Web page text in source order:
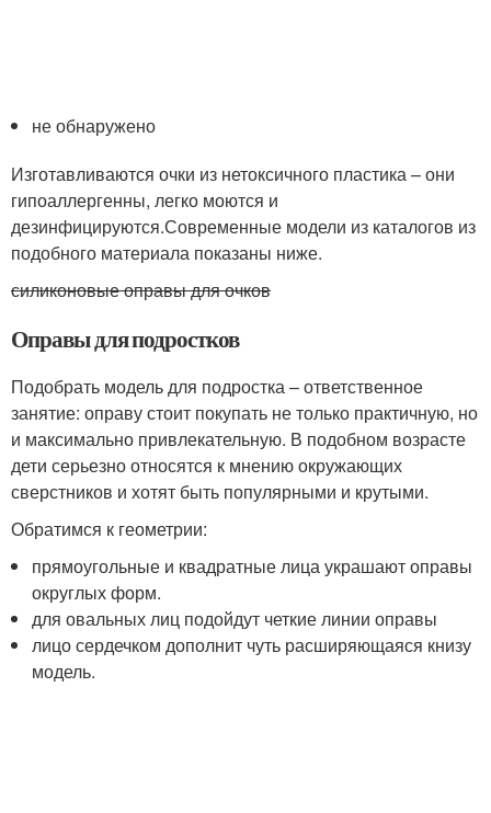
не обнаружено
Изготавливаются очки из нетоксичного пластика – они
гипоаллергенны, легко моются и
дезинфицируются.Современные модели из каталогов из
подобного материала показаны ниже.
силиконовые оправы для очков
Оправы для подростков
Подобрать модель для подростка – ответственное
занятие: оправу стоит покупать не только практичную, но
и максимально привлекательную. В подобном возрасте
дети серьезно относятся к мнению окружающих
сверстников и хотят быть популярными и крутыми.
Обратимся к геометрии:
прямоугольные и квадратные лица украшают оправы
округлых форм.
для овальных лиц подойдут четкие линии оправы
лицо сердечком дополнит чуть расширяющаяся книзу
модель.